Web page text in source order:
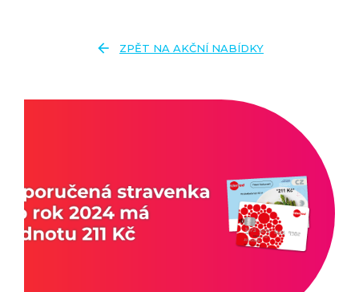
arrow_back ZPĚT NA AKČNÍ NABÍDKY